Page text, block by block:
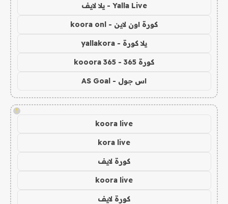
Yalla Live - يلا لايف
كورة اون لاين - koora onl
يلا كورة - yallakora
كورة 365 - kooora 365
اس جول - AS Goal
!
koora live
kora live
كورة لايف
koora live
كورة لايف